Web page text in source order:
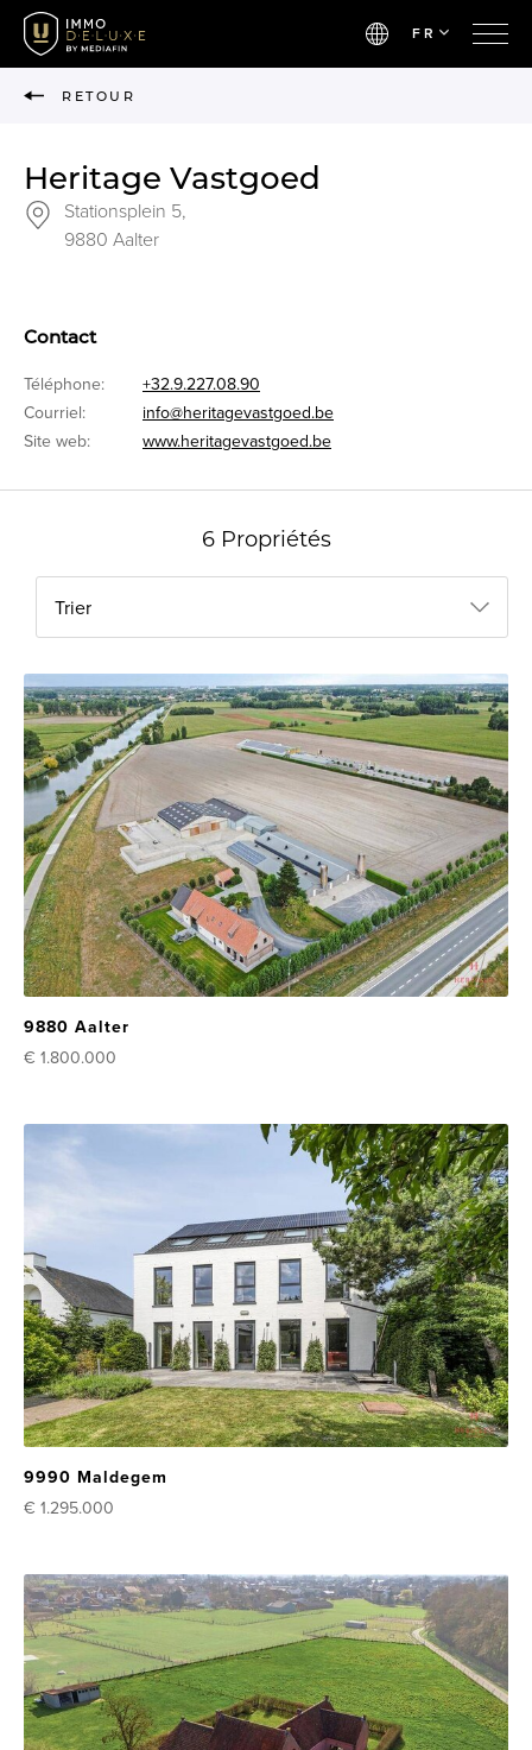
FR
RETOUR
Heritage Vastgoed
Stationsplein 5,
9880 Aalter
Contact
Téléphone:
+32.9.227.08.90
Courriel:
info@heritagevastgoed.be
Site web:
www.heritagevastgoed.be
6 Propriétés
Trier
9880 Aalter
€ 1.800.000
9990 Maldegem
€ 1.295.000